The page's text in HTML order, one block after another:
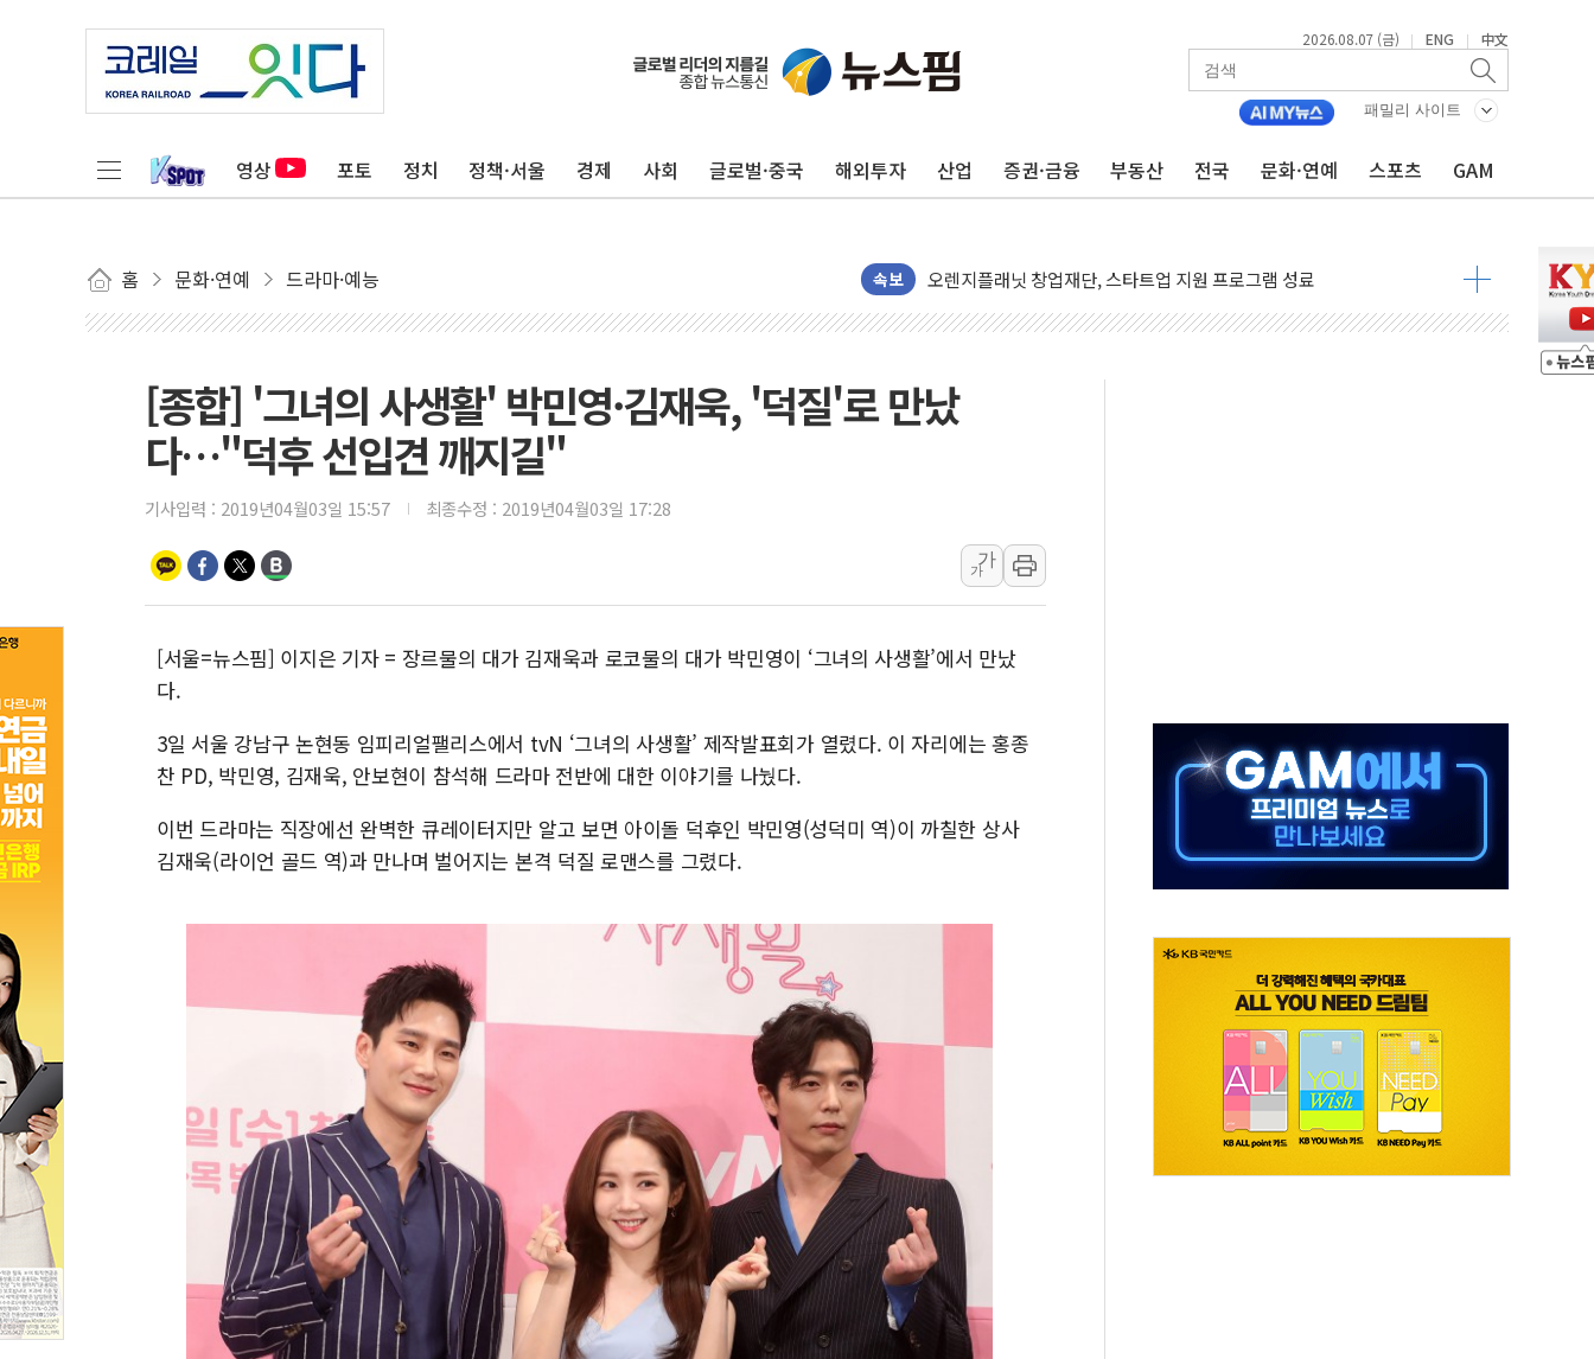
2026.08.07 (금) | ENG | 中文
패밀리 사이트
영상 포토 정치 정책·서울 경제 사회 글로벌·중국 해외투자 산업 증권·금융 부동산 전국 문화·연예 스포츠 GAM
홈 문화·연예 드라마·예능 속보
"최대 2시간 앞서 침수 예측"…건설연, AI 위험기상 기술 개발
유니슨 "국내생산세액공제·인증제도 개선 수혜 기대"
창호 교체하다 난간 무너져…대전서 50대 일용직 추락 사망
[속보] 종합특검, '尹 관저 이전 감사 무마' 유병호 감사위원 구속 기소
AI에 승부 건 네이버…내년 AI 팩토리 매출 본격화
오렌지플래닛 창업재단, 스타트업 지원 프로그램 성료
경찰, '300억대 사기 혐의' 차가원 대표 구속 송치
[속보] '해병 순직 책임' 임성근 전 사단장 항소심도 징역 3년 선고
부동산정책 정상화 특별위원회 전체회의서 발언하는 장동혁 대표
美·日 환율공조에 유럽 패싱… '유로화 팔아 엔화 부양' 사후 통보만
구리값 사상 최고치…'닥터 코퍼'가 말하는 경기 신호가 달라졌다
국민통합위, 정치 다양성 제고 특별 위원회 위촉장 수여식 및 1차 회의
[종합] '그녀의 사생활' 박민영·김재욱, '덕질'로 만났
다…"덕후 선입견 깨지길"
기사입력 : 2019년04월03일 15:57 최종수정 : 2019년04월03일 17:28
가
가
[서울=뉴스핌] 이지은 기자 = 장르물의 대가 김재욱과 로코물의 대가 박민영이 ‘그녀의 사생활’에서 만났
다.
3일 서울 강남구 논현동 임피리얼팰리스에서 tvN ‘그녀의 사생활’ 제작발표회가 열렸다. 이 자리에는 홍종
찬 PD, 박민영, 김재욱, 안보현이 참석해 드라마 전반에 대한 이야기를 나눴다.
이번 드라마는 직장에선 완벽한 큐레이터지만 알고 보면 아이돌 덕후인 박민영(성덕미 역)이 까칠한 상사
김재욱(라이언 골드 역)과 만나며 벌어지는 본격 덕질 로맨스를 그렸다.